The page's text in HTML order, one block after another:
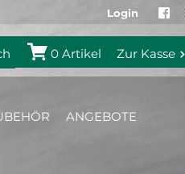
Login
0 Artikel Zur Kasse
ANGEBOTE